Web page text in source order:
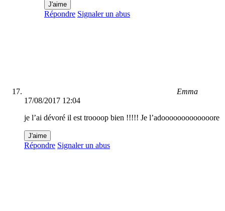
J'aime
Répondre Signaler un abus
Emma
17/08/2017 12:04
je l’ai dévoré il est troooop bien !!!!! Je l’adooooooooooooore
J'aime
Répondre Signaler un abus